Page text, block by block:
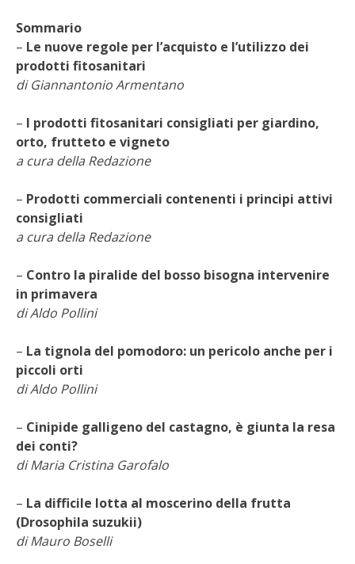
IL MIO 2025
COLTIVARE L’OLIVO
CORMIK
PENSA ALTERNATIVO
VERONESI
CRESCERE INSIEME
ARCHMAN
VITA IN CAMPAGNA LA FIERA
NATURALMENTE
I PARTNER DI VITA IN CAMPAGNA
Sommario
– Le nuove regole per l’acquisto e l’utilizzo dei
prodotti fitosanitari
di Giannantonio Armentano
– I prodotti fitosanitari consigliati per giardino,
orto, frutteto e vigneto
a cura della Redazione
– Prodotti commerciali contenenti i principi attivi
consigliati
a cura della Redazione
– Contro la piralide del bosso bisogna intervenire
in primavera
di Aldo Pollini
– La tignola del pomodoro: un pericolo anche per i
piccoli orti
di Aldo Pollini
– Cinipide galligeno del castagno, è giunta la resa
dei conti?
di Maria Cristina Garofalo
– La difficile lotta al moscerino della frutta
(Drosophila suzukii)
di Mauro Boselli